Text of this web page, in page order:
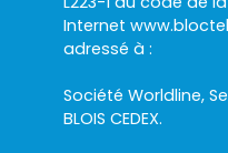
Internet
adressé à :
Société Worldline,
BLOIS CEDEX.